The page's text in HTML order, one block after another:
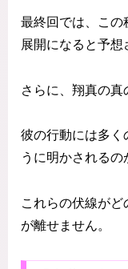
最終回では、この
展開になると予想
さらに、翔真の真
彼の行動には多く
うに明かされるの
これらの伏線がど
が離せません。